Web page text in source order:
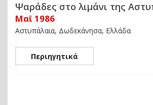
Ψαράδες στο λιμάνι της
Μαϊ 1986
Αστυπάλαια, Δωδεκάνησα, Ελλάδα
Περιηγητικά